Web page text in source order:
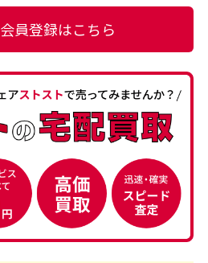
会員登録はこちら